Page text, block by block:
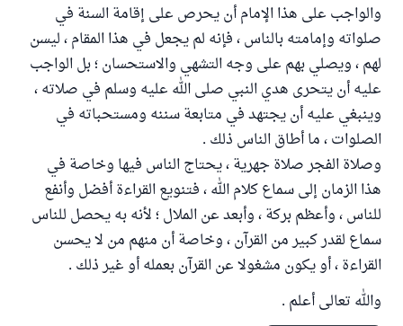
والواجب على هذا الإمام أن يحرص على إقامة السنة في
صلواته وإمامته بالناس ، فإنه لم يجعل في هذا المقام ، ليسن
لهم ، ويصلي بهم على وجه التشهي والاستحسان ؛ بل الواجب
عليه أن يتحرى هدي النبي صلى الله عليه وسلم في صلاته ،
وينبغي عليه أن يجتهد في متابعة سننه ومستحباته في
الصلوات ، ما أطاق الناس ذلك .
وصلاة الفجر صلاة جهرية ، يحتاج الناس فيها وخاصة في
هذا الزمان إلى سماع كلام الله ، فتنويع القراءة أفضل وأنفع
للناس ، وأعظم بركة ، وأبعد عن الملال ؛ لأنه به يحصل للناس
سماع لقدر كبير من القرآن ، وخاصة أن منهم من لا يحسن
القراءة ، أو يكون مشغولا عن القرآن بعمله أو غير ذلك .
والله تعالى أعلم .